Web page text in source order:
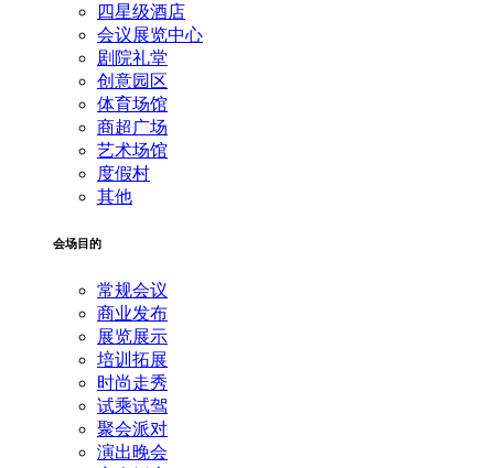
四星级酒店
会议展览中心
剧院礼堂
创意园区
体育场馆
商超广场
艺术场馆
度假村
其他
会场目的
常规会议
商业发布
展览展示
培训拓展
时尚走秀
试乘试驾
聚会派对
演出晚会